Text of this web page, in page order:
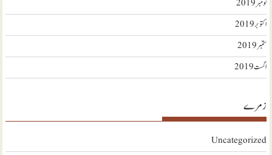
نومبر 2019
اکتوبر 2019
ستمبر 2019
اگست 2019
زمرے
Uncategorized